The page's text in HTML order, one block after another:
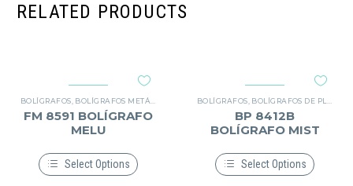
RELATED PRODUCTS
BOLÍGRAFOS BOLÍGRAFOS METÁLICOS
FM 8591 BOLÍGRAFO
MELU
Select Options
Este
BOLÍGRAFOS BOLÍGRAFOS DE PLÁSTICO
BP 8412B
BOLÍGRAFO MIST
Select Options
Este